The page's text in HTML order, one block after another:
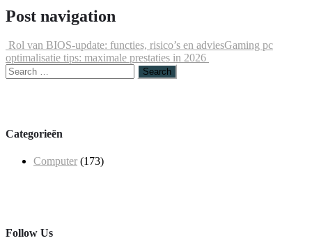
Post navigation
Rol van BIOS-update: functies, risico’s en adviesGaming pc
optimalisatie tips: maximale prestaties in 2026
Categorieën
Computer (173)
Follow Us